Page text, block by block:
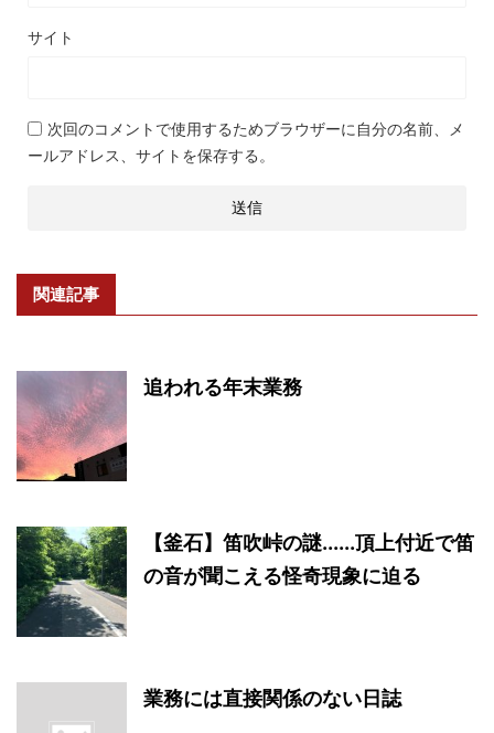
サイト
次回のコメントで使用するためブラウザーに自分の名前、メ
ールアドレス、サイトを保存する。
関連記事
追われる年末業務
【釜石】笛吹峠の謎......頂上付近で笛
の音が聞こえる怪奇現象に迫る
業務には直接関係のない日誌